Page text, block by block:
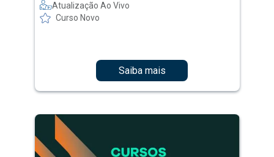
Atualização Ao Vivo
Curso Novo
Saiba mais